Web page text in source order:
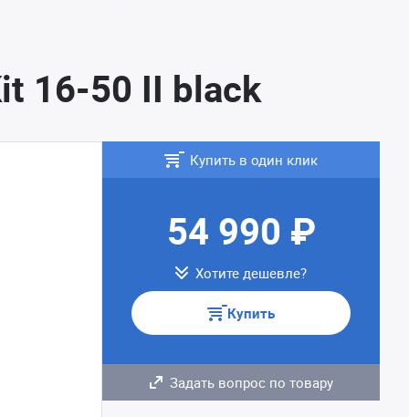
16-50 II black
Купить в один клик
54 990 ₽
Хотите дешевле?
Купить
Задать вопрос по товару